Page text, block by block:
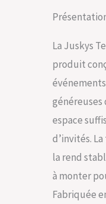
La Juskys
produit
généreuses
espace
d’invités.
la rend
à monter
Fabriquée